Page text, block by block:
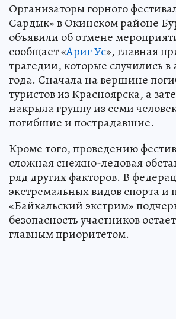
Организаторы горного
Сардык» в Окинском районе
объявили об отмене
сообщает «Ариг Ус», главная
трагедии, которые случились в
года. Сначала на вершине
туристов из Красноярска, а
накрыла группу из семи
погибшие и пострадавшие.
Кроме того, проведению
сложная снежно-ледовая
ряд других факторов. В
экстремальных видов спорта и
«Байкальский экстрим»
безопасность участников
главным приоритетом.